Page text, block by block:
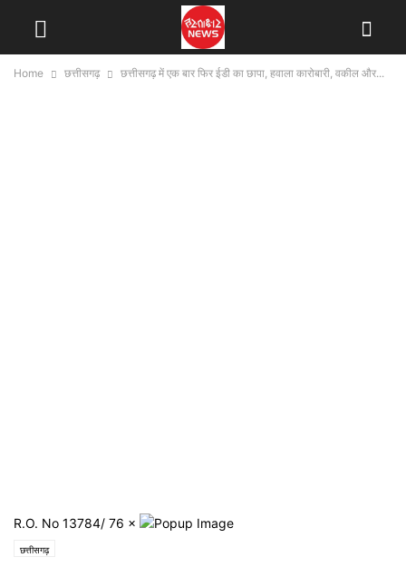
Home छत्तीसगढ़ छत्तीसगढ़ में एक बार फिर ईडी का छापा, हवाला कारोबारी, वकील और...
R.O. No 13784/ 76 ×
छत्तीसगढ़